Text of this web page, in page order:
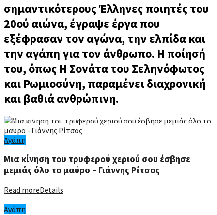
σημαντικότερους Έλληνες ποιητές του
20ού αιώνα, έγραψε έργα που
εξέφρασαν τον αγώνα, την ελπίδα και
την αγάπη για τον άνθρωπο. Η ποίησή
του, όπως Η Σονάτα του Σεληνόφωτος
και Ρωμιοσύνη, παραμένει διαχρονική
και βαθιά ανθρώπινη.
Αγάπη
Μια κίνηση του τρυφερού χεριού σου έσβησε
μεμιάς όλο το μαύρο – Γιάννης Ρίτσος
Read moreDetails
Αγάπη